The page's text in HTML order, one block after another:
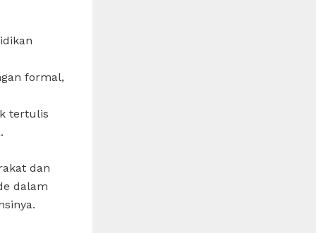
formal,
tertulis
dan
dalam